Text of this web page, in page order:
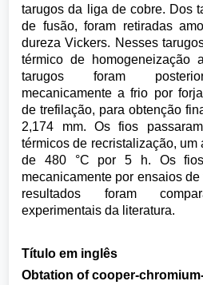
tarugos da liga de cobre. Dos
de fusão, foram retiradas
dureza Vickers. Nesses
térmico de
tarugos foram
mecanicamente a frio por
de trefilação, para obtenção
2,174 mm. Os fios
térmicos de recristalização, um
de 480 °C por 5 h. Os fios
mecanicamente por ensaios
resultados foram
experimentais da literatura.
Título em inglês
Obtation of cooper-